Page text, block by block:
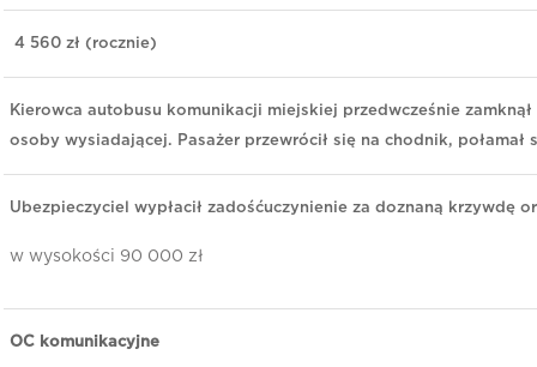
4 560 zł (rocznie)
Kierowca autobusu komunikacji miejskiej przedwcześnie
osoby wysiadającej. Pasażer przewrócił się na chodnik, połamał
Ubezpieczyciel wypłacił zadośćuczynienie za doznaną krzywdę
w wysokości 90 000 zł
OC komunikacyjne